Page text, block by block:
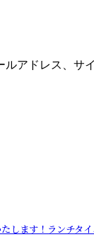
アドレス、サ
す！ランチタイ